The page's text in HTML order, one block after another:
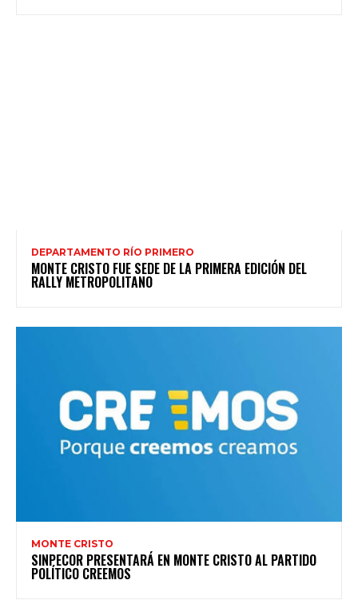
DEPARTAMENTO RÍO PRIMERO
MONTE CRISTO FUE SEDE DE LA PRIMERA EDICIÓN DEL
RALLY METROPOLITANO
MONTE CRISTO
SINPECOR PRESENTARÁ EN MONTE CRISTO AL PARTIDO
POLÍTICO CREEMOS